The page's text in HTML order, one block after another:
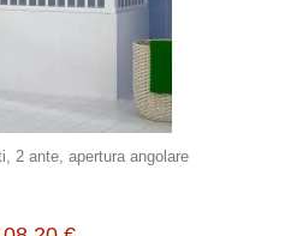
2 ante, apertura angolare